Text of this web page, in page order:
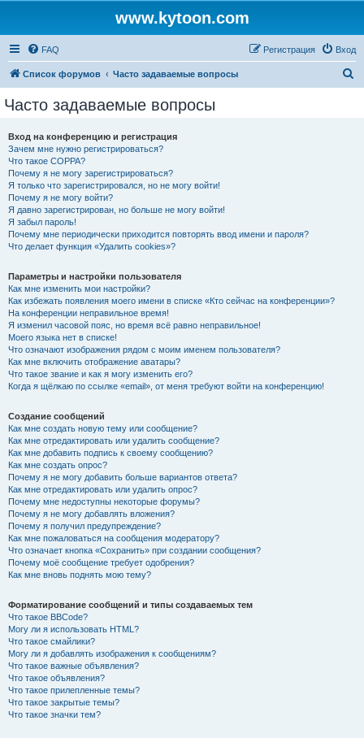
www.kytoon.com
FAQ Вход
Регистрация
Список форумов Часто задаваемые вопросы
Часто задаваемые вопросы
Вход на конференцию и регистрация
Зачем мне нужно регистрироваться?
Что такое COPPA?
Почему я не могу зарегистрироваться?
Я только что зарегистрировался, но не могу войти!
Почему я не могу войти?
Я давно зарегистрирован, но больше не могу войти!
Я забыл пароль!
Почему мне периодически приходится повторять ввод имени и пароля?
Что делает функция «Удалить cookies»?
Параметры и настройки пользователя
Как мне изменить мои настройки?
Как избежать появления моего имени в списке «Кто сейчас на конференции»?
На конференции неправильное время!
Я изменил часовой пояс, но время всё равно неправильное!
Моего языка нет в списке!
Что означают изображения рядом с моим именем пользователя?
Как мне включить отображение аватары?
Что такое звание и как я могу изменить его?
Когда я щёлкаю по ссылке «email», от меня требуют войти на конференцию!
Создание сообщений
Как мне создать новую тему или сообщение?
Как мне отредактировать или удалить сообщение?
Как мне добавить подпись к своему сообщению?
Как мне создать опрос?
Почему я не могу добавить больше вариантов ответа?
Как мне отредактировать или удалить опрос?
Почему мне недоступны некоторые форумы?
Почему я не могу добавлять вложения?
Почему я получил предупреждение?
Как мне пожаловаться на сообщения модератору?
Что означает кнопка «Сохранить» при создании сообщения?
Почему моё сообщение требует одобрения?
Как мне вновь поднять мою тему?
Форматирование сообщений и типы создаваемых тем
Что такое BBCode?
Могу ли я использовать HTML?
Что такое смайлики?
Могу ли я добавлять изображения к сообщениям?
Что такое важные объявления?
Что такое объявления?
Что такое прилепленные темы?
Что такое закрытые темы?
Что такое значки тем?